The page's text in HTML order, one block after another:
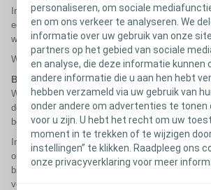
personaliseren, om sociale
en om ons verkeer te analyseren. We
informatie over uw gebruik van onze
partners op het gebied van sociale
en analyse, die deze informatie kunnen
andere informatie die u aan hen hebt
hebben verzameld via uw gebruik van
onder andere om advertenties te tonen
voor u zijn. U hebt het recht om uw
moment in te trekken of te wijzigen door
instellingen” te klikken. Raadpleeg ons
onze privacyverklaring voor meer
Indien wij wettelijk verplicht zijn
een bevoegde overheidsinstantie, zullen wij
wettelijk toegestaan, informeren wij u hierover.
Wij verkopen uw persoonsgegevens niet aan
Bewaartermijnen
Wij bewaren persoonsgegevens niet langer dan
doeleinden waarvoor zij worden verwerkt, tenzij
bewaarplicht een langere bewaartermijn
In het algemeen bewaren wij persoonsgegevens
onze relatie met u en gedurende een redelijke
bijvoorbeeld voor administratieve doeleinden,
verplichtingen of het instellen, uitoefenen of